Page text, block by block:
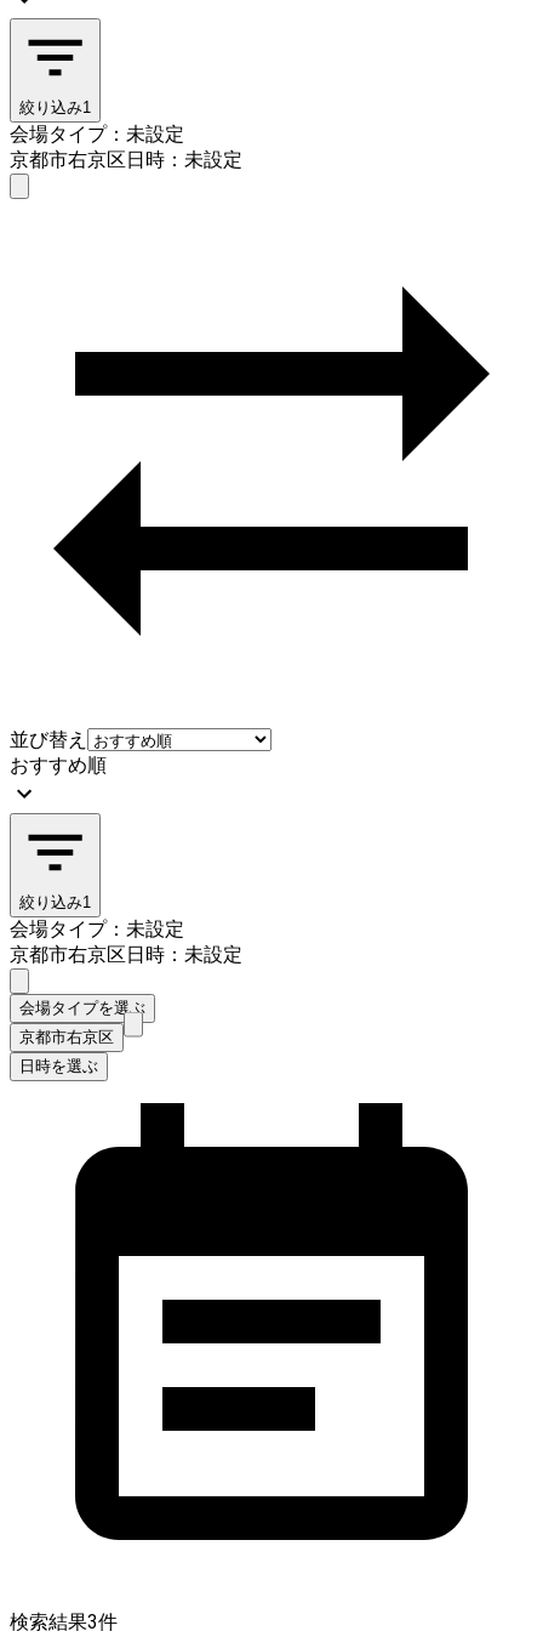
絞り込み1
会場タイプ：未設定
京都市右京区日時：未設定
並び替え
おすすめ順
絞り込み1
会場タイプ：未設定
京都市右京区日時：未設定
会場タイプを選ぶ
京都市右京区
日時を選ぶ
検索結果3件